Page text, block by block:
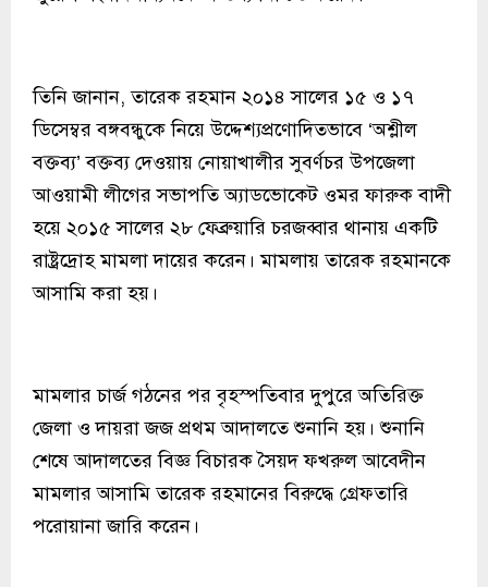
তিনি জানান, তারেক রহমান ২০১৪ সালের ১৫ ও ১৭
ডিসেম্বর বঙ্গবন্ধুকে নিয়ে উদ্দেশ্যপ্রণোদিতভাবে ‘অশ্লীল
বক্তব্য’ বক্তব্য দেওয়ায় নোয়াখালীর সুবর্ণচর উপজেলা
আওয়ামী লীগের সভাপতি অ্যাডভোকেট ওমর ফারুক বাদী
হয়ে ২০১৫ সালের ২৮ ফেব্রুয়ারি চরজব্বার থানায় একটি
রাষ্ট্রদ্রোহ মামলা দায়ের করেন। মামলায় তারেক রহমানকে
আসামি করা হয়।
মামলার চার্জ গঠনের পর বৃহস্পতিবার দুপুরে অতিরিক্ত
জেলা ও দায়রা জজ প্রথম আদালতে শুনানি হয়। শুনানি
শেষে আদালতের বিজ্ঞ বিচারক সৈয়দ ফখরুল আবেদীন
মামলার আসামি তারেক রহমানের বিরুদ্ধে গ্রেফতারি
পরোয়ানা জারি করেন।